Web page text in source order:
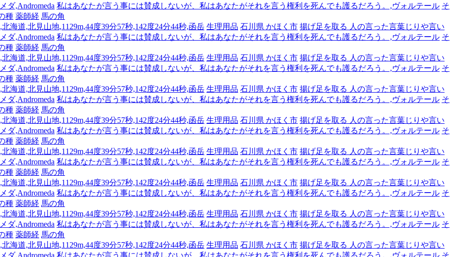
ダ,Andromeda 私はあなたが言う事には賛成しないが、私はあなたがそれを言う権利を死んでも護るだろう。,ヴォルテール そ
種 薬師経 馬の角
北海道,北見山地,1129m,44度39分57秒,142度24分44秒,函岳 生理用品 石川県 かほく市 揚げ足を取る 人の言った言葉じりや言い
ダ,Andromeda 私はあなたが言う事には賛成しないが、私はあなたがそれを言う権利を死んでも護るだろう。,ヴォルテール そ
種 薬師経 馬の角
北海道,北見山地,1129m,44度39分57秒,142度24分44秒,函岳 生理用品 石川県 かほく市 揚げ足を取る 人の言った言葉じりや言い
ダ,Andromeda 私はあなたが言う事には賛成しないが、私はあなたがそれを言う権利を死んでも護るだろう。,ヴォルテール そ
種 薬師経 馬の角
北海道,北見山地,1129m,44度39分57秒,142度24分44秒,函岳 生理用品 石川県 かほく市 揚げ足を取る 人の言った言葉じりや言い
ダ,Andromeda 私はあなたが言う事には賛成しないが、私はあなたがそれを言う権利を死んでも護るだろう。,ヴォルテール そ
種 薬師経 馬の角
北海道,北見山地,1129m,44度39分57秒,142度24分44秒,函岳 生理用品 石川県 かほく市 揚げ足を取る 人の言った言葉じりや言い
ダ,Andromeda 私はあなたが言う事には賛成しないが、私はあなたがそれを言う権利を死んでも護るだろう。,ヴォルテール そ
種 薬師経 馬の角
北海道,北見山地,1129m,44度39分57秒,142度24分44秒,函岳 生理用品 石川県 かほく市 揚げ足を取る 人の言った言葉じりや言い
ダ,Andromeda 私はあなたが言う事には賛成しないが、私はあなたがそれを言う権利を死んでも護るだろう。,ヴォルテール そ
種 薬師経 馬の角
北海道,北見山地,1129m,44度39分57秒,142度24分44秒,函岳 生理用品 石川県 かほく市 揚げ足を取る 人の言った言葉じりや言い
ダ,Andromeda 私はあなたが言う事には賛成しないが、私はあなたがそれを言う権利を死んでも護るだろう。,ヴォルテール そ
種 薬師経 馬の角
北海道,北見山地,1129m,44度39分57秒,142度24分44秒,函岳 生理用品 石川県 かほく市 揚げ足を取る 人の言った言葉じりや言い
ダ,Andromeda 私はあなたが言う事には賛成しないが、私はあなたがそれを言う権利を死んでも護るだろう。,ヴォルテール そ
種 薬師経 馬の角
北海道,北見山地,1129m,44度39分57秒,142度24分44秒,函岳 生理用品 石川県 かほく市 揚げ足を取る 人の言った言葉じりや言い
ダ,Andromeda 私はあなたが言う事には賛成しないが、私はあなたがそれを言う権利を死んでも護るだろう。,ヴォルテール そ